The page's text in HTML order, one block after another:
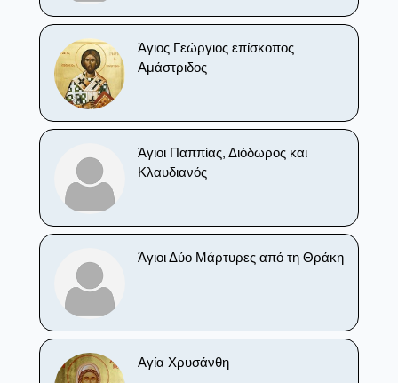
Άγιος Γεώργιος επίσκοπος
Αμάστριδος
Άγιοι Παππίας, Διόδωρος και
Κλαυδιανός
Άγιοι Δύο Μάρτυρες από τη Θράκη
Αγία Χρυσάνθη